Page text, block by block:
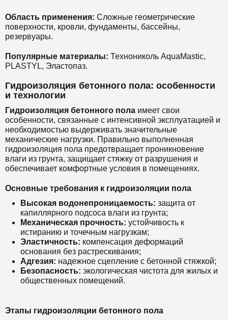
Область применения: Сложные геометрические
поверхности, кровли, фундаменты, бассейны,
резервуары.
Популярные материалы: Технониколь AquaMastic,
PLASTYL, Эластопаз.
Гидроизоляция бетонного пола: особенности
и технологии
Гидроизоляция бетонного пола имеет свои
особенности, связанные с интенсивной эксплуатацией и
необходимостью выдерживать значительные
механические нагрузки. Правильно выполненная
гидроизоляция пола предотвращает проникновение
влаги из грунта, защищает стяжку от разрушения и
обеспечивает комфортные условия в помещениях.
Основные требования к гидроизоляции пола
Высокая водонепроницаемость: защита от
капиллярного подсоса влаги из грунта;
Механическая прочность: устойчивость к
истиранию и точечным нагрузкам;
Эластичность: компенсация деформаций
основания без растрескивания;
Адгезия: надежное сцепление с бетонной стяжкой;
Безопасность: экологическая чистота для жилых и
общественных помещений.
Этапы гидроизоляции бетонного пола